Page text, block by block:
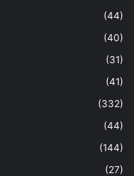
(44)
(40)
(31)
(41)
(332)
(44)
(144)
(27)